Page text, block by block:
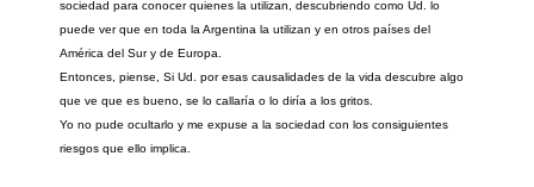
sociedad para conocer quienes la utilizan, descubriendo como Ud. lo
puede ver que en toda la Argentina la utilizan y en otros países del
América del Sur y de Europa.
Entonces, piense, Si Ud. por esas causalidades de la vida descubre algo
que ve que es bueno, se lo callaría o lo diría a los gritos.
Yo no pude ocultarlo y me expuse a la sociedad con los consiguientes
riesgos que ello implica.